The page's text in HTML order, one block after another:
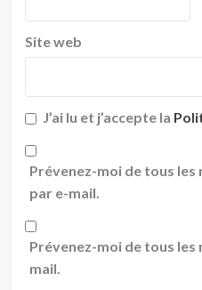
Site web
J’ai lu et j’accepte la
Prévenez-moi de tous
par e-mail.
Prévenez-moi de tous
mail.